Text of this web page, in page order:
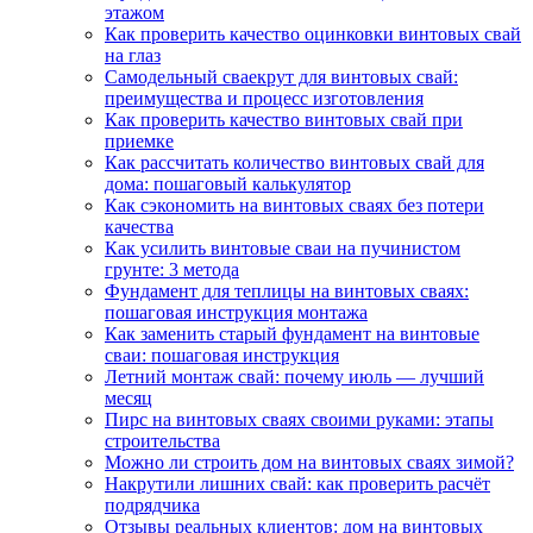
этажом
Как проверить качество оцинковки винтовых свай
на глаз
Самодельный сваекрут для винтовых свай:
преимущества и процесс изготовления
Как проверить качество винтовых свай при
приемке
Как рассчитать количество винтовых свай для
дома: пошаговый калькулятор
Как сэкономить на винтовых сваях без потери
качества
Как усилить винтовые сваи на пучинистом
грунте: 3 метода
Фундамент для теплицы на винтовых сваях:
пошаговая инструкция монтажа
Как заменить старый фундамент на винтовые
сваи: пошаговая инструкция
Летний монтаж свай: почему июль — лучший
месяц
Пирс на винтовых сваях своими руками: этапы
строительства
Можно ли строить дом на винтовых сваях зимой?
Накрутили лишних свай: как проверить расчёт
подрядчика
Отзывы реальных клиентов: дом на винтовых